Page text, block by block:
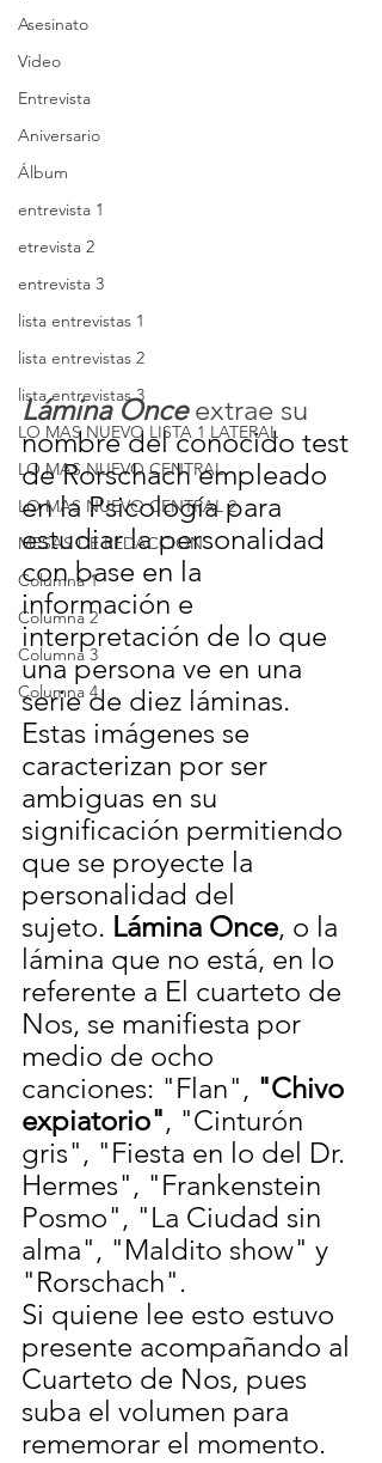
Asesinato
Video
Entrevista
Aniversario
Álbum
entrevista 1
etrevista 2
entrevista 3
lista entrevistas 1
lista entrevistas 2
lista entrevistas 3
LO MAS NUEVO LISTA 1 LATERAL
LO MAS NUEVO CENTRAL
LO MAS NUEVO CENTRAL 2
MESAS DE REDACCION
Columna 1
Columna 2
Columna 3
Columna 4
Lámina Once extrae su
nombre del conocido test
de Rorschach empleado
en la Psicología para
estudiar la personalidad
con base en la
información e
interpretación de lo que
una persona ve en una
serie de diez láminas.
Estas imágenes se
caracterizan por ser
ambiguas en su
significación permitiendo
que se proyecte la
personalidad del
sujeto. Lámina Once, o la
lámina que no está, en lo
referente a El cuarteto de
Nos, se manifiesta por
medio de ocho
canciones: "Flan", "Chivo
expiatorio", "Cinturón
gris", "Fiesta en lo del Dr.
Hermes", "Frankenstein
Posmo", "La Ciudad sin
alma", "Maldito show" y
"Rorschach".
Si quiene lee esto estuvo
presente acompañando al
Cuarteto de Nos, pues
suba el volumen para
rememorar el momento.